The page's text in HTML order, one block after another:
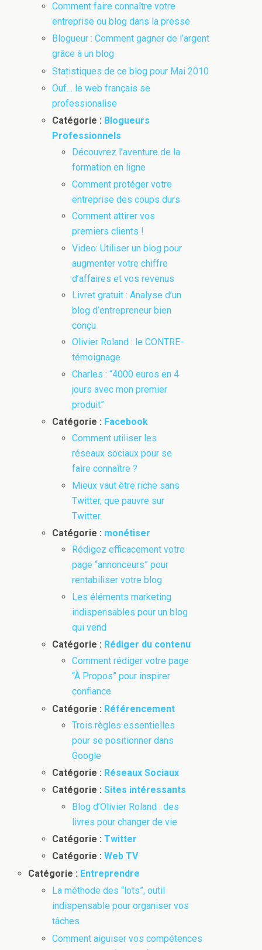
Comment faire connaître votre
entreprise ou blog dans la presse
Blogueur : Comment gagner de l’argent
grâce à un blog
Statistiques de ce blog pour Mai 2010
Ouf… le web français se
professionalise
Catégorie : Blogueurs
Professionnels
Découvrez l’aventure de la
formation en ligne
Comment protéger votre
entreprise des coups durs
Comment attirer vos
premiers clients !
Video: Utiliser un blog pour
augmenter votre chiffre
d’affaires et vos revenus
Livret gratuit : Analyse d’un
blog d’entrepreneur bien
conçu
Olivier Roland : le CONTRE-
témoignage
Charles : “4000 euros en 4
jours avec mon premier
produit”
Catégorie : Facebook
Comment utiliser les
réseaux sociaux pour se
faire connaître ?
Mieux vaut être riche sans
Twitter, que pauvre sur
Twitter.
Catégorie : monétiser
Rédigez efficacement votre
page “annonceurs” pour
rentabiliser votre blog
Les éléments marketing
indispensables pour un blog
qui vend
Catégorie : Rédiger du contenu
Comment rédiger votre page
“À Propos” pour inspirer
confiance
Catégorie : Référencement
Trois règles essentielles
pour se positionner dans
Google
Catégorie : Réseaux Sociaux
Catégorie :Sites intéressants
Blog d’Olivier Roland : des
livres pour changer de vie
Catégorie :Twitter
Catégorie :Web TV
Catégorie : Entreprendre
La méthode des “lots”, outil
indispensable pour organiser vos
tâches
Comment aiguiser vos compétences